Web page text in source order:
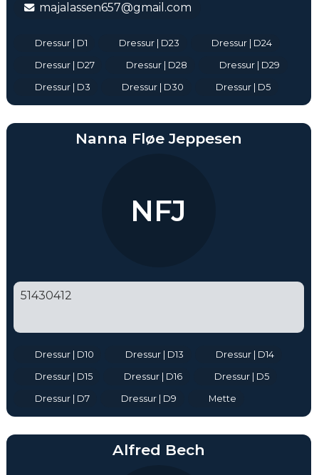
majalassen657@gmail.com
Dressur | D1 Dressur | D23 Dressur | D24
Dressur | D27 Dressur | D28 Dressur | D29
Dressur | D3 Dressur | D30 Dressur | D5
Nanna Fløe Jeppesen
NFJ
51430412
Dressur | D10 Dressur | D13 Dressur | D14
Dressur | D15 Dressur | D16 Dressur | D5
Dressur | D7 Dressur | D9 Mette
Alfred Bech